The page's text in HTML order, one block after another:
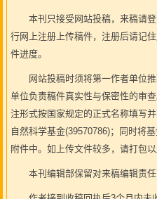
本刊只接受网站投稿，来稿请登
行网上注册上传稿件，注册后请记
件进度。
网站投稿时须将第一作者单位推
单位负责稿件真实性与保密性的审
注形式按国家规定的正式名称填写
自然科学基金(39570786)；同时将
附件中。如上传文件较多，请打包
本刊编辑部保留对来稿编辑责任